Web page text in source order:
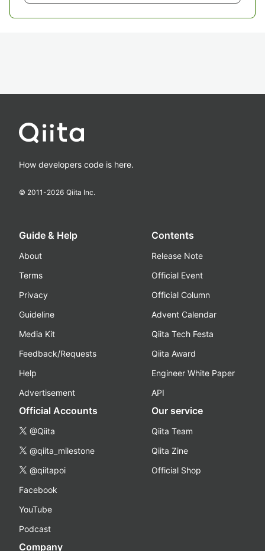
How developers code is here.
© 2011-2026 Qiita Inc.
Guide & Help
About
Terms
Privacy
Guideline
Media Kit
Feedback/Requests
Help
Advertisement
Contents
Release Note
Official Event
Official Column
Advent Calendar
Qiita Tech Festa
Qiita Award
Engineer White Paper
API
Official Accounts
@Qiita
@qiita_milestone
@qiitapoi
Facebook
YouTube
Podcast
Our service
Qiita Team
Qiita Zine
Official Shop
Company